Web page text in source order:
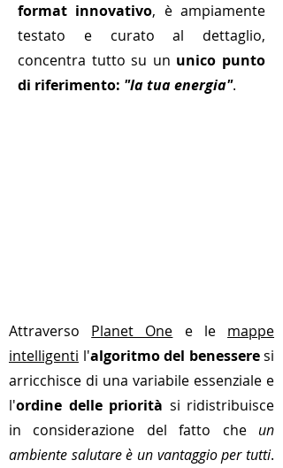
format innovativo, è ampiamente
testato e curato al dettaglio,
concentra tutto su un unico punto
di riferimento: "la tua energia".
Attraverso Planet One e le mappe
intelligenti l'algoritmo del benesseresi
arricchisce di una variabile essenziale e
l'ordine delle priorità si ridistribuisce
in considerazione del fatto che un
ambiente salutare è un vantaggio per tutti.